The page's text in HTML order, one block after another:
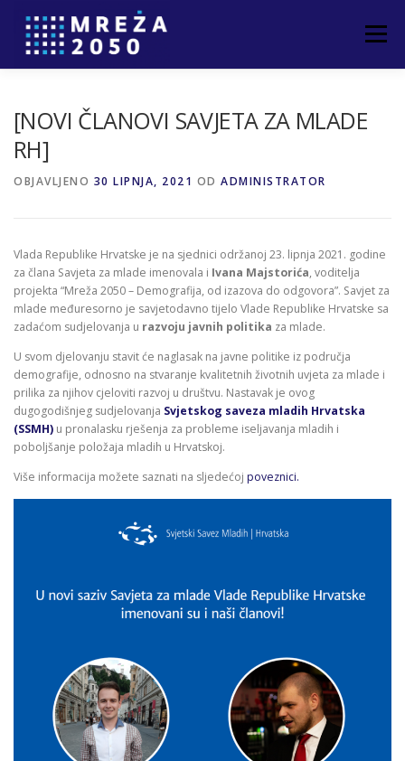
Izbornik
[NOVI ČLANOVI SAVJETA ZA MLADE
RH]
OBJAVLJENO 30 LIPNJA, 2021 OD ADMINISTRATOR
Vlada Republike Hrvatske je na sjednici održanoj 23. lipnja 2021. godine
za člana Savjeta za mlade imenovala i Ivana Majstorića, voditelja
projekta “Mreža 2050 – Demografija, od izazova do odgovora”. Savjet za
mlade međuresorno je savjetodavno tijelo Vlade Republike Hrvatske sa
zadaćom sudjelovanja u razvoju javnih politika za mlade.
U svom djelovanju stavit će naglasak na javne politike iz područja
demografije, odnosno na stvaranje kvalitetnih životnih uvjeta za mlade i
prilika za njihov cjeloviti razvoj u društvu. Nastavak je ovog
dugogodišnjeg sudjelovanja Svjetskog saveza mladih Hrvatska
(SSMH) u pronalasku rješenja za probleme iseljavanja mladih i
poboljšanje položaja mladih u Hrvatskoj.
Više informacija možete saznati na sljedećoj poveznici.